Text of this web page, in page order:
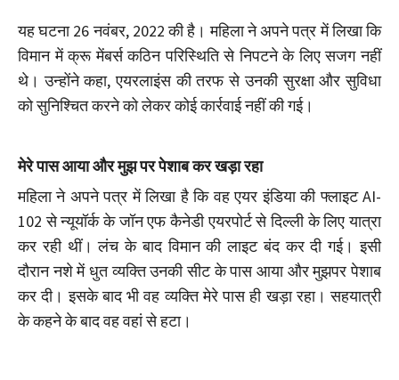
यह घटना 26 नवंबर, 2022 की है। महिला ने अपने पत्र में लिखा कि
विमान में क्रू मेंबर्स कठिन परिस्थिति से निपटने के लिए सजग नहीं
थे। उन्होंने कहा, एयरलाइंस की तरफ से उनकी सुरक्षा और सुविधा
को सुनिश्चित करने को लेकर कोई कार्रवाई नहीं की गई।
मेरे पास आया और मुझ पर पेशाब कर खड़ा रहा
महिला ने अपने पत्र में लिखा है कि वह एयर इंडिया की फ्लाइट AI-
102 से न्यूयॉर्क के जॉन एफ कैनेडी एयरपोर्ट से दिल्ली के लिए यात्रा
कर रही थीं। लंच के बाद विमान की लाइट बंद कर दी गई। इसी
दौरान नशे में धुत व्यक्ति उनकी सीट के पास आया और मुझपर पेशाब
कर दी। इसके बाद भी वह व्यक्ति मेरे पास ही खड़ा रहा। सहयात्री
के कहने के बाद वह वहां से हटा।